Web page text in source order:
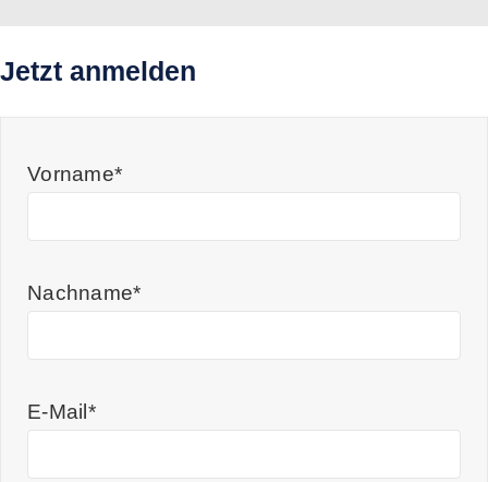
Jetzt anmelden
Vorname*
Nachname*
E-Mail*